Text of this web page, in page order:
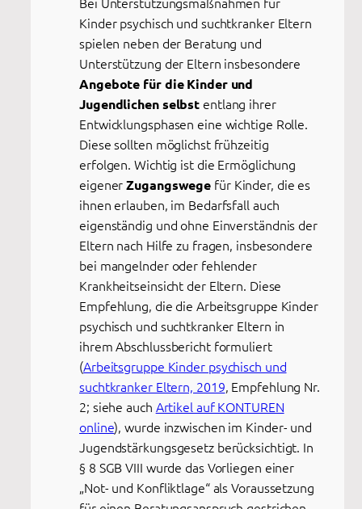
Kinder psychisch und suchtkranker Eltern
spielen neben der Beratung und
Unterstützung der Eltern insbesondere
Angebote für die Kinder und
Jugendlichen selbst entlang ihrer
Entwicklungsphasen eine wichtige Rolle.
Diese sollten möglichst frühzeitig
erfolgen. Wichtig ist die Ermöglichung
eigenerZugangswege für Kinder, die es
ihnen erlauben, im Bedarfsfall auch
eigenständig und ohne Einverständnis der
Eltern nach Hilfe zu fragen, insbesondere
bei mangelnder oder fehlender
Krankheitseinsicht der Eltern. Diese
Empfehlung, die die Arbeitsgruppe Kinder
psychisch und suchtkranker Eltern in
ihrem Abschlussbericht formuliert
(Arbeitsgruppe Kinder psychisch und
suchtkranker Eltern, 2019, Empfehlung Nr.
2; siehe auch Artikel auf KONTUREN
online), wurde inzwischen im Kinder- und
Jugendstärkungsgesetz berücksichtigt. In
§ 8 SGB VIII wurde das Vorliegen einer
„Not- und Konfliktlage“ als Voraussetzung